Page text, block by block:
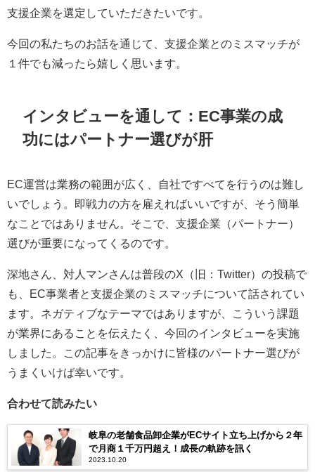
支援企業を選定していただきたいです。
今回の私たちのお話を通じて、支援企業とのミスマッチが
１件でも減ったら嬉しく思います。
インタビューを通して：EC事業の成
功にはパートナー選びが肝
EC運営は業務の範囲が広く、自社ですべてを行うのは難し
いでしょう。即戦力の方を雇えればいいですが、そう簡単
なことではありません。そこで、支援企業（パートナー）
選びが重要になってくるのです。
深地さん、対人マンさんは普段のX（旧：Twitter）の投稿で
も、EC事業者と支援企業のミスマッチについて話されてい
ます。ネガティブなテーマではありますが、こういう課題
が業界にあることを伝えたく、今回のインタビューを実施
しました。この記事をきっかけに皆様のパートナー選びが
うまくいけば幸いです。
合わせて読みたい
岐阜の老舗食品卸企業がECサイト立ち上げから２年
で月商１千万円超え！成長の軌跡を訊く
2023.10.20